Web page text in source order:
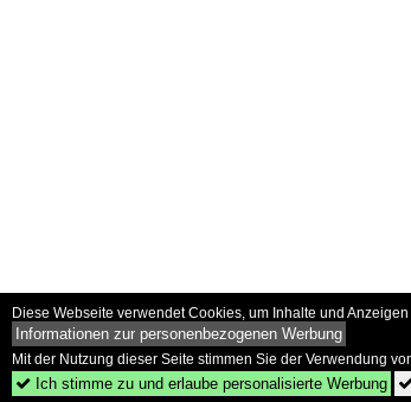
Diese Webseite verwendet Cookies, um Inhalte und
Informationen zur personenbezogenen Werbung
Mit der Nutzung dieser Seite stimmen Sie der Verwendung
 Ich stimme zu und erlaube personalisierte Werbung